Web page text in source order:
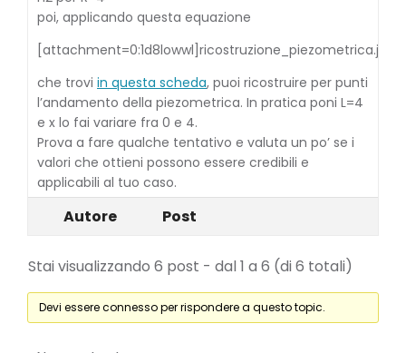
poi, applicando questa equazione
[attachment=0:1d8lowwl] ricostruzione_piezometrica.jpg
che trovi in questa scheda, puoi ricostruire per punti
l’andamento della piezometrica. In pratica poni L=4
e x lo fai variare fra 0 e 4.
Prova a fare qualche tentativo e valuta un po’ se i
valori che ottieni possono essere credibili e
applicabili al tuo caso.
Autore Post
Stai visualizzando 6 post - dal 1 a 6 (di 6 totali)
Devi essere connesso per rispondere a questo topic.